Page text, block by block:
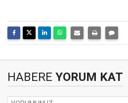
HABERE YORUM KAT